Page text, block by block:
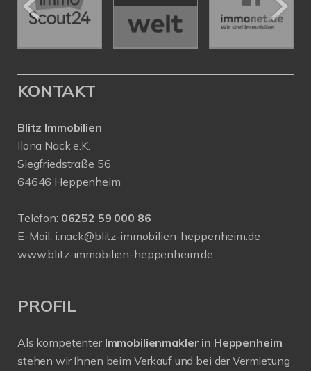
KONTAKT
Blitz Immobilien
Ilona Nack e.K.
Siegfriedstraße 56
64646 Heppenheim
Telefon: 06252 59 000 86
E-Mail: i.nack@blitz-immobilien-heppenheim.de
www.blitz-immobilien-heppenheim.de
PROFIL
Als kompetenter Immobilienmakler in Heppenheim
stehen wir Ihnen beim Verkauf und bei der Vermietung